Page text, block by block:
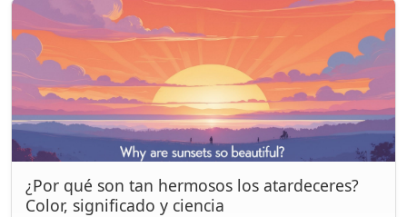
¿Por qué son tan hermosos los atardeceres?
Color, significado y ciencia